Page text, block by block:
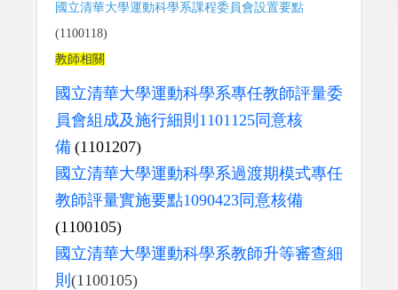
國立清華大學運動科學系課程委員會設置要點
(1100118)
教師相關
國立清華大學運動科學系專任教師評量委
員會組成及施行細則1101125同意核
備 (1101207)
國立清華大學運動科學系過渡期模式專任
教師評量實施要點1090423同意核備
(1100105)
國立清華大學運動科學系教師升等審查細
則 (1100105)